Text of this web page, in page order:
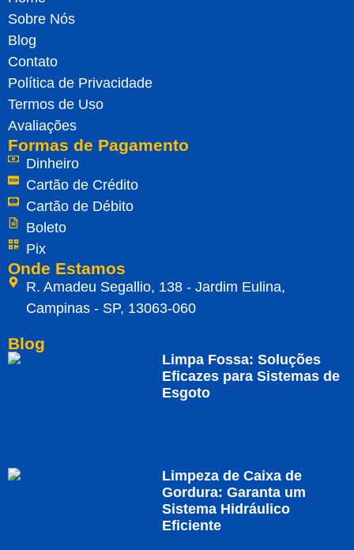
Sobre Nós
Blog
Contato
Política de Privacidade
Termos de Uso
Avaliações
Formas de Pagamento
Dinheiro
Cartão de Crédito
Cartão de Débito
Boleto
Pix
Onde Estamos
R. Amadeu Segallio, 138 - Jardim Eulina,
Campinas - SP, 13063-060
Blog
Limpa Fossa: Soluções
Eficazes para Sistemas de
Esgoto
Limpeza de Caixa de
Gordura: Garanta um
Sistema Hidráulico
Eficiente